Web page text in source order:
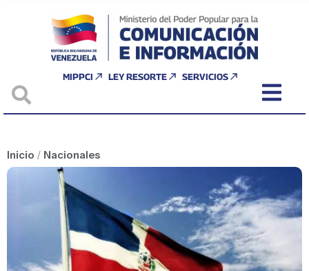
MIPPCI LEY RESORTE SERVICIOS
Inicio / Nacionales